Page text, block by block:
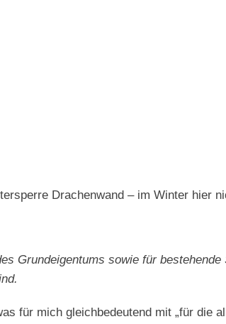
Drachenwand – im Winter hier
Grundeigentums sowie für
für mich gleichbedeutend mit „für die